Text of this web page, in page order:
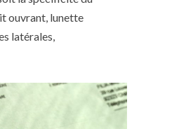
ouvrant, lunette
latérales,